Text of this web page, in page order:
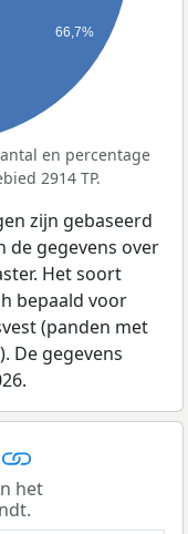
66,7%
en percentage
2914 TP.
zijn gebaseerd
de gegevens over
Het soort
bepaald voor
(panden met
De gegevens
het